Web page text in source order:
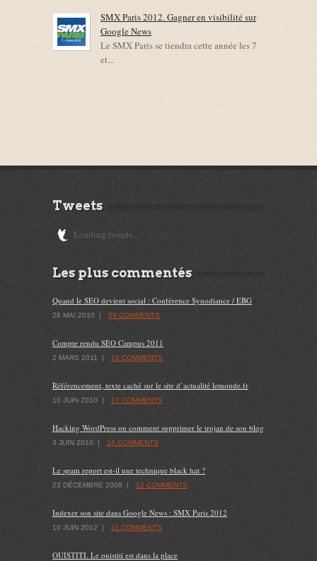
SMX Paris 2012. Gagner en visibilité sur
Google News
Le SMX Paris se tiendra cette année les 7
et...
Tweets
Loading tweets...
Les plus commentés
Quand le SEO devient social : Conférence Synodiance / EBG
28 MAI 2010 | 69 COMMENTS
Compte rendu SEO Campus 2011
2 MARS 2011 | 16 COMMENTS
Référencement, texte caché sur le site d’actualité lemonde.fr
10 JUIN 2010 | 17 COMMENTS
Hacking WordPress ou comment supprimer le trojan de son blog
3 JUIN 2010 | 16 COMMENTS
Le spam report est-il une technique black hat ?
23 DÉCEMBRE 2009 | 12 COMMENTS
Indexer son site dans Google News : SMX Paris 2012
10 JUIN 2012 | 11 COMMENTS
OUISTITI. Le ouistiti est dans la place